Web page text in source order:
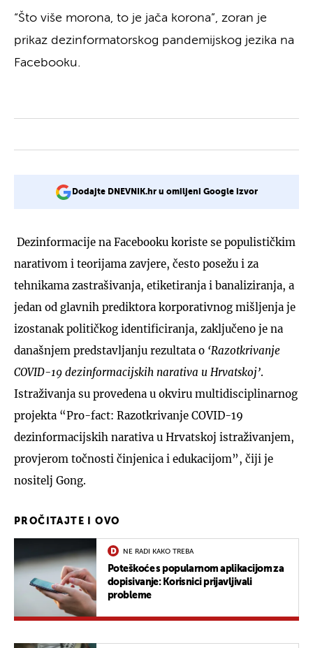
“Što više morona, to je jača korona”, zoran je
prikaz dezinformatorskog pandemijskog jezika na
Facebooku.
Dodajte DNEVNIK.hr u omiljeni Google izvor
Dezinformacije na Facebooku koriste se populističkim
narativom i teorijama zavjere, često posežu i za
tehnikama zastrašivanja, etiketiranja i banaliziranja, a
jedan od glavnih prediktora korporativnog mišljenja je
izostanak političkog identificiranja, zaključeno je na
današnjem predstavljanju rezultata o ‘Razotkrivanje
COVID-19 dezinformacijskih narativa u Hrvatskoj’.
Istraživanja su provedena u okviru multidisciplinarnog
projekta “Pro-fact: Razotkrivanje COVID-19
dezinformacijskih narativa u Hrvatskoj istraživanjem,
provjerom točnosti činjenica i edukacijom”, čiji je
nositelj Gong.
PROČITAJTE I OVO
NE RADI KAKO TREBA
Poteškoće s popularnom aplikacijom za
dopisivanje: Korisnici prijavljivali
probleme